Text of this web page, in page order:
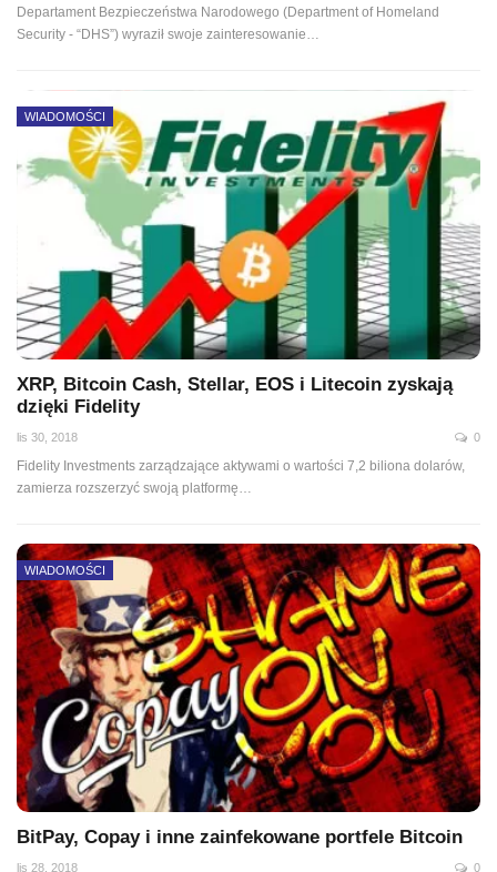
Departament Bezpieczeństwa Narodowego (Department of Homeland
Security - “DHS”) wyraził swoje zainteresowanie…
WIADOMOŚCI
XRP, Bitcoin Cash, Stellar, EOS i Litecoin zyskają
dzięki Fidelity
lis 30, 2018 0
Fidelity Investments zarządzające aktywami o wartości 7,2 biliona dolarów,
zamierza rozszerzyć swoją platformę…
WIADOMOŚCI
BitPay, Copay i inne zainfekowane portfele Bitcoin
lis 28, 2018 0